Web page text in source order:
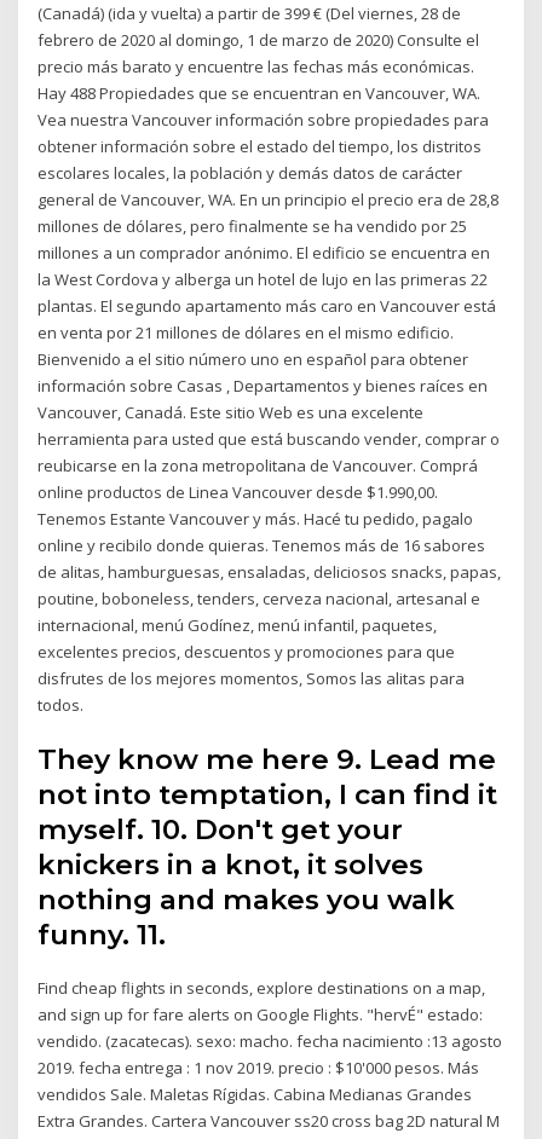
(Canadá) (ida y vuelta) a partir de 399 € (Del viernes, 28 de
febrero de 2020 al domingo, 1 de marzo de 2020) Consulte el
precio más barato y encuentre las fechas más económicas.
Hay 488 Propiedades que se encuentran en Vancouver, WA.
Vea nuestra Vancouver información sobre propiedades para
obtener información sobre el estado del tiempo, los distritos
escolares locales, la población y demás datos de carácter
general de Vancouver, WA. En un principio el precio era de 28,8
millones de dólares, pero finalmente se ha vendido por 25
millones a un comprador anónimo. El edificio se encuentra en
la West Cordova y alberga un hotel de lujo en las primeras 22
plantas. El segundo apartamento más caro en Vancouver está
en venta por 21 millones de dólares en el mismo edificio.
Bienvenido a el sitio número uno en español para obtener
información sobre Casas , Departamentos y bienes raíces en
Vancouver, Canadá. Este sitio Web es una excelente
herramienta para usted que está buscando vender, comprar o
reubicarse en la zona metropolitana de Vancouver. Comprá
online productos de Linea Vancouver desde $1.990,00.
Tenemos Estante Vancouver y más. Hacé tu pedido, pagalo
online y recibilo donde quieras. Tenemos más de 16 sabores
de alitas, hamburguesas, ensaladas, deliciosos snacks, papas,
poutine, boboneless, tenders, cerveza nacional, artesanal e
internacional, menú Godínez, menú infantil, paquetes,
excelentes precios, descuentos y promociones para que
disfrutes de los mejores momentos, Somos las alitas para
todos.
They know me here 9. Lead me
not into temptation, I can find it
myself. 10. Don't get your
knickers in a knot, it solves
nothing and makes you walk
funny. 11.
Find cheap flights in seconds, explore destinations on a map,
and sign up for fare alerts on Google Flights. "hervÉ" estado:
vendido. (zacatecas). sexo: macho. fecha nacimiento :13 agosto
2019. fecha entrega : 1 nov 2019. precio : $10'000 pesos. Más
vendidos Sale. Maletas Rígidas. Cabina Medianas Grandes
Extra Grandes. Cartera Vancouver ss20 cross bag 2D natural M